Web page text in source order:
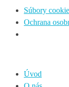
Súbory
Ochrana
Úvod